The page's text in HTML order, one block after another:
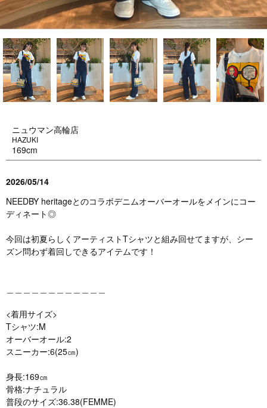
ニュウマン高輪店
HAZUKI
169cm
2026/05/14
NEEDBY heritageとのコラボデニムオーバーオールをメインにコー
ディネート◎
今回は初夏らしくアーティストTシャツと組み回せてますが、シー
ズン問わず着回しできるアイテムです！
<着用サイズ>
Tシャツ:M
オーバーオール:2
スニーカー:6(25㎝)
身長:169㎝
骨格:ナチュラル
普段のサイズ:36.38(FEMME)